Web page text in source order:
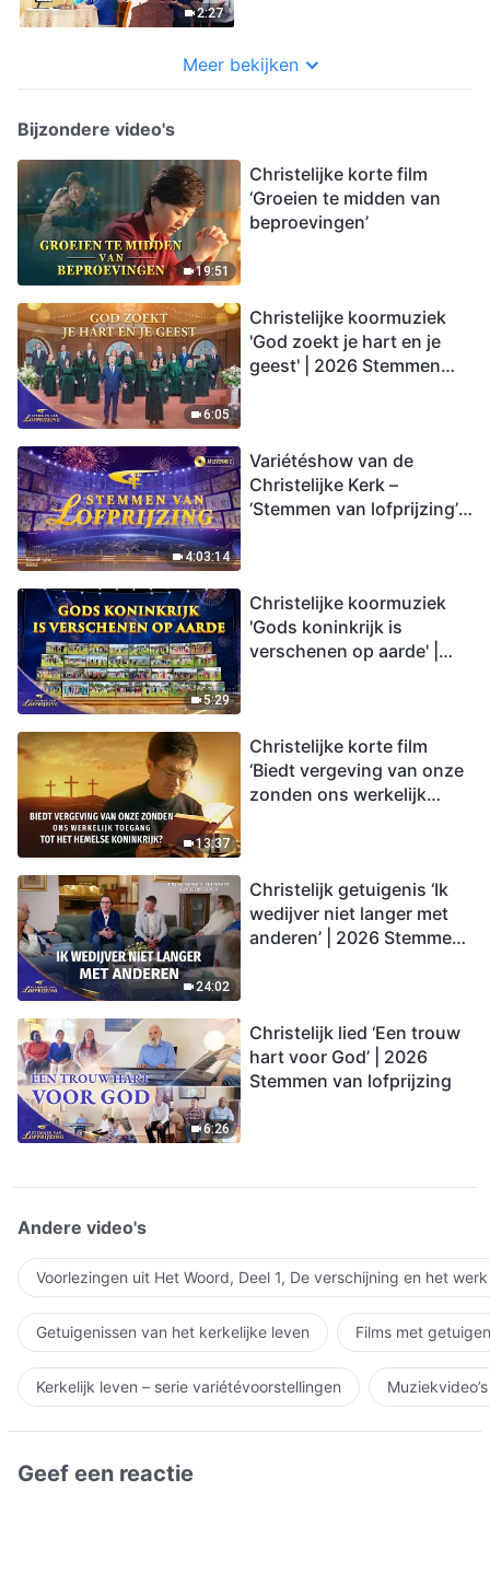
2:27
Meer bekijken
Bijzondere video's
19:51
Christelijke korte film
‘Groeien te midden van
beproevingen’
6:05
Christelijke koormuziek
'God zoekt je hart en je
geest' | 2026 Stemmen
4:03:14
Variétéshow van de
Christelijke Kerk –
‘Stemmen van lofprijzing’,
5:29
Christelijke koormuziek
'Gods koninkrijk is
verschenen op aarde' |
13:37
Christelijke korte film
‘Biedt vergeving van onze
zonden ons werkelijk
24:02
Christelijk getuigenis ‘Ik
wedijver niet langer met
anderen’ | 2026 Stemmen
6:26
Christelijk lied ‘Een trouw
hart voor God’ | 2026
Stemmen van lofprijzing
Andere video's
Voorlezingen uit Het Woord, Deel 1, De verschijning en het
Getuigenissen van het kerkelijke leven Films met
Kerkelijk leven – serie variétévoorstellingen Muziekvideo’s
Geef een reactie